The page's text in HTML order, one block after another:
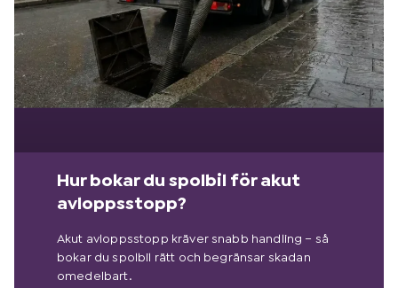
Hur bokar du spolbil för akut
avloppsstopp?
Akut avloppsstopp kräver snabb handling – så
bokar du spolbil rätt och begränsar skadan
omedelbart.